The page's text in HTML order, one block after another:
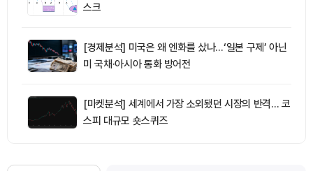
스크
[경제분석] 미국은 왜 엔화를 샀나…‘일본 구제’ 아닌
미 국채·아시아 통화 방어전
[마켓분석] 세계에서 가장 소외됐던 시장의 반격… 코
스피 대규모 숏스퀴즈